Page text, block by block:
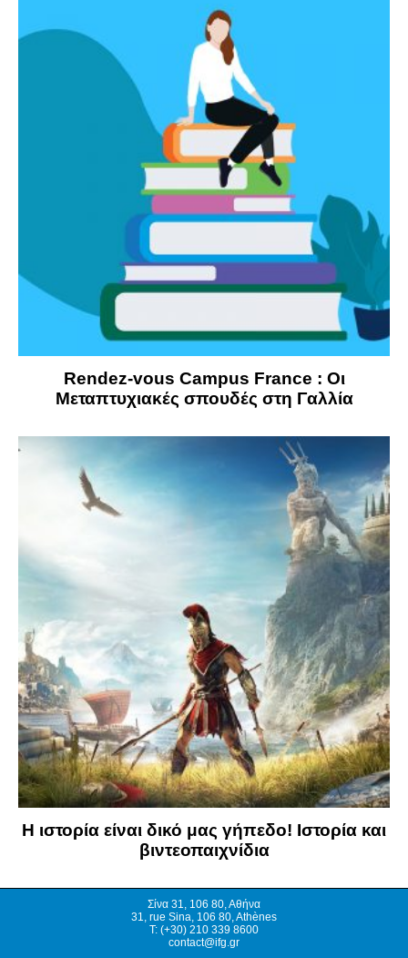
Rendez-vous Campus France : Οι
Μεταπτυχιακές σπουδές στη Γαλλία
Η ιστορία είναι δικό μας γήπεδο! Ιστορία και
βιντεοπαιχνίδια
Σίνα 31, 106 80, Αθήνα
31, rue Sina, 106 80, Athènes
T: (+30) 210 339 8600
contact@ifg.gr